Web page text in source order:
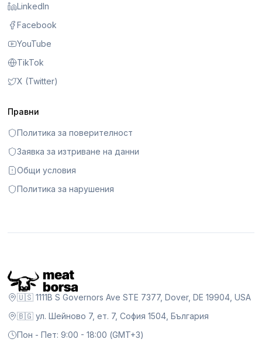
LinkedIn
Facebook
YouTube
TikTok
X (Twitter)
Правни
Политика за поверителност
Заявка за изтриване на данни
Общи условия
Политика за нарушения
🇺🇸 1111B S Governors Ave STE 7377, Dover, DE 19904, USA
🇧🇬 ул. Шейново 7, ет. 7, София 1504, България
Пон - Пет: 9:00 - 18:00 (GMT+3)